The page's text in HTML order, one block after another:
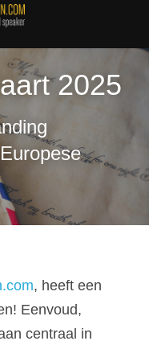
2025
, heeft een
Eenvoud,
centraal in